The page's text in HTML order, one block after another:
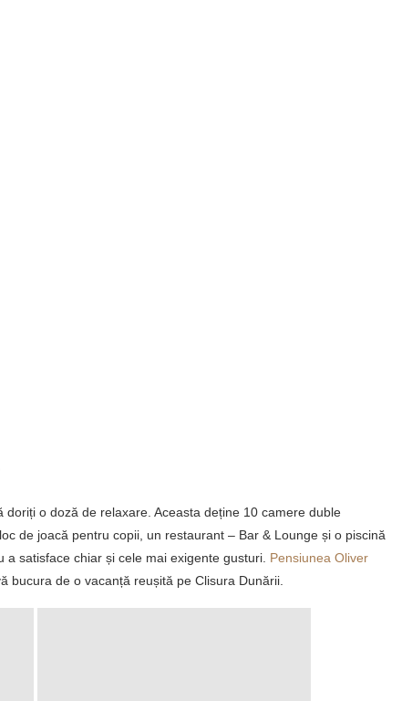
o doză de relaxare. Aceasta deține 10 camere duble
de joacă pentru copii, un restaurant – Bar & Lounge și o piscină
satisface chiar și cele mai exigente gusturi. Pensiunea Oliver
bucura de o vacanță reușită pe Clisura Dunării.